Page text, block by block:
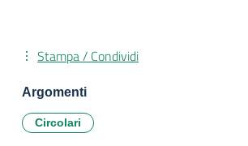
Stampa / Condividi
Argomenti
Circolari